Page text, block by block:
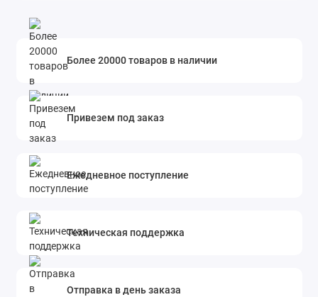
Более 20000 товаров в наличии
Привезем под заказ
Ежедневное поступление
Техническая поддержка
Отправка в день заказа